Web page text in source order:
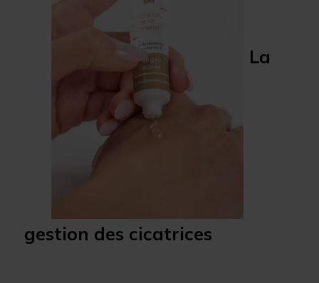
La
gestion des cicatrices